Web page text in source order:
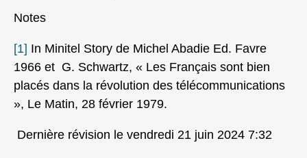
Notes
[1] In Minitel Story de Michel Abadie Ed. Favre
1966 et G. Schwartz, « Les Français sont bien
placés dans la révolution des télécommunications
», Le Matin, 28 février 1979.
Dernière révision le vendredi 21 juin 2024 7:32